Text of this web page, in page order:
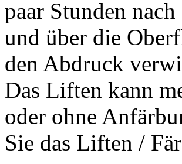
paar Stunden
und über die
den Abdruck
Das Liften kann
oder ohne
Sie das Liften /